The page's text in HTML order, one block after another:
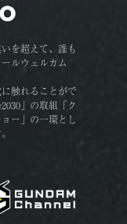
を超えて、誰も
ルウェルカム
触れることがで
」の取組「ク
ー」の一環とし